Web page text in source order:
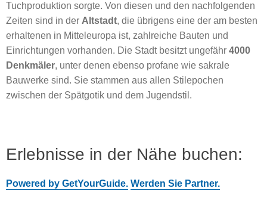
Tuchproduktion sorgte. Von diesen und den nachfolgenden
Zeiten sind in der Altstadt, die übrigens eine der am besten
erhaltenen in Mitteleuropa ist, zahlreiche Bauten und
Einrichtungen vorhanden. Die Stadt besitzt ungefähr 4000
Denkmäler, unter denen ebenso profane wie sakrale
Bauwerke sind. Sie stammen aus allen Stilepochen
zwischen der Spätgotik und dem Jugendstil.
Erlebnisse in der Nähe buchen:
Powered by GetYourGuide. Werden Sie Partner.